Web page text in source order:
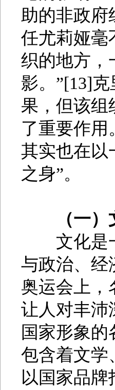
助的非政府
任尤莉娅毫
织的地方，
影。”[13]
果，但该组
了重要作
其实也在以
之身”。
（一
文化是一
与政治、经
奥运会上，
让人对丰沛
国家形象
包含着文学
以国家品牌